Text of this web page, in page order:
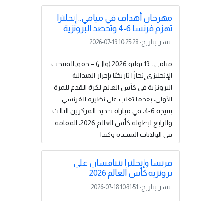
بتوقيت ليبيا، في مواجهة تعد من أبرز
نهائيات كأس العالم، إذ تجمع بين منتخب
يسعى للاحتفاظ باللقب وآخر يطمح إلى
استعادة أمجاده العالمية.وشق المنتخب
الإسباني طريقه إلى النهائي بثبات، بعدما
تصدر مجموعته التي ضمت السعودية...
إقرأ المزيد
مهرجان أهداف في ميامي.. إنجلترا
تهزم فرنسا 6-4 وتحصد البرونزية
نشر بتاريخ:2026-07-19 10:25:28
ميامي ، 19 يوليو 2026 (وال) – حقق المنتخب
الإنجليزي إنجازًا تاريخيًا بإحراز الميدالية
البرونزية في كأس العالم لكرة القدم للمرة
الأولى، بعدما تغلب على نظيره الفرنسي
بنتيجة 6-4، في مباراة تحديد المركزين الثالث
والرابع لبطولة كأس العالم 2026، المقامة
في الولايات المتحدة وكندا
مدينة ميامي الأمريكية المواجهة المثيرة،
التي شهدت تفوقًا إنجليزيًا واضحًا في
الشوط الأول، حيث أنهى "الأسود الثلاثة"
النصف الأول متقدمين برباعية حملت توقيع
فرنسا وإنجلترا تتنافسان على
برونزية كأس العالم 2026
نشر بتاريخ: 2026-07-18 10:31:51